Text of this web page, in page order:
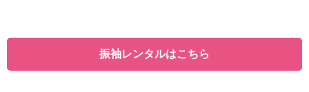
振袖レンタルはこちら